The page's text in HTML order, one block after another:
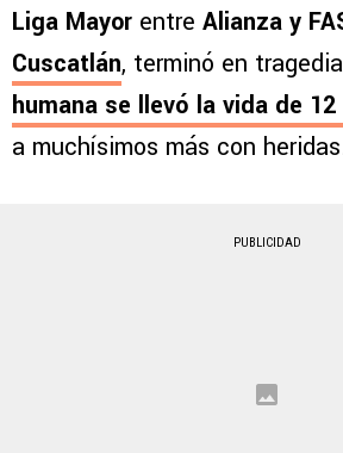
Liga Mayor entre Alianza y
Cuscatlán, terminó en
humana se llevó la vida de
a muchísimos más con
PUBLICIDAD